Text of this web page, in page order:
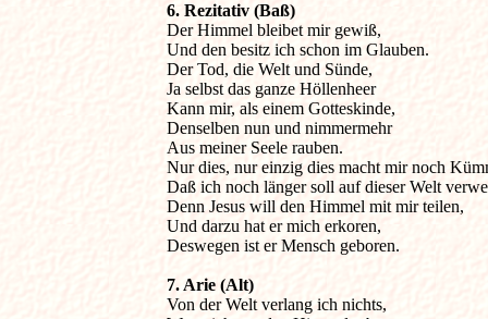
6. Rezitativ (Baß)
Der Himmel bleibet mir gewiß,
Und den besitz ich schon im Glauben.
Der Tod, die Welt und Sünde,
Ja selbst das ganze Höllenheer
Kann mir, als einem Gotteskinde,
Denselben nun und nimmermehr
Aus meiner Seele rauben.
Nur dies, nur einzig dies macht mir noch
Daß ich noch länger soll auf dieser Welt
Denn Jesus will den Himmel mit mir teilen,
Und darzu hat er mich erkoren,
Deswegen ist er Mensch geboren.
7. Arie (Alt)
Von der Welt verlang ich nichts,